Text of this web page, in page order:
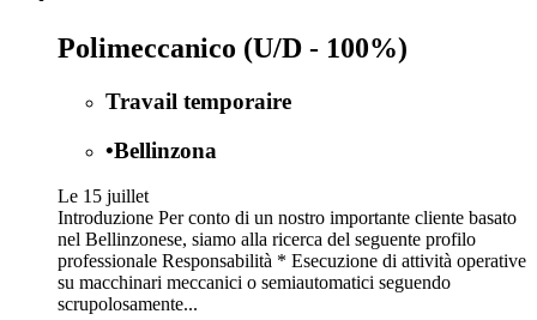
Polimeccanico (U/D - 100%)
Travail temporaire
•Bellinzona
Le 15 juillet
Introduzione Per conto di un nostro importante cliente basato
nel Bellinzonese, siamo alla ricerca del seguente profilo
professionale Responsabilità * Esecuzione di attività operative
su macchinari meccanici o semiautomatici seguendo
scrupolosamente...